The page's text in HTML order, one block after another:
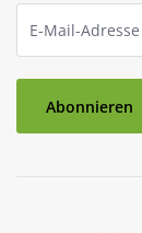
Abonnieren